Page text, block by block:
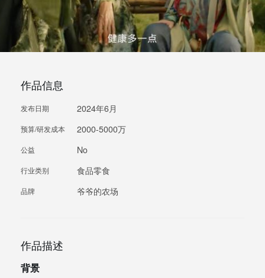
作品信息
发布日期 2024年6月
预算/研发成本 2000-5000万
公益 No
行业类别 食品零食
品牌 爷爷的农场
作品描述
背景